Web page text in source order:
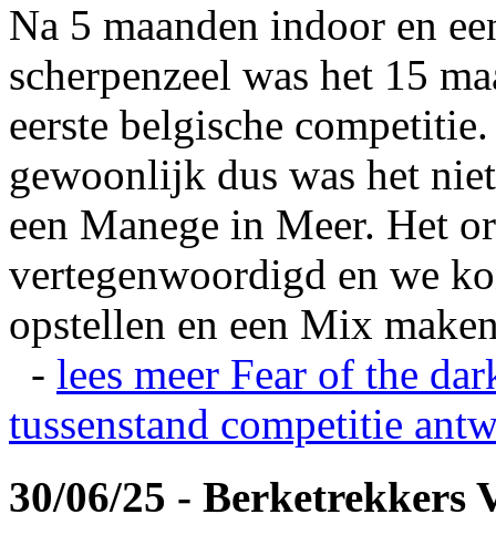
Na 5 maanden indoor en
scherpenzeel was het 15
eerste belgische
gewoonlijk dus was het
een Manege in Meer. Het
vertegenwoordigd en we
opstellen en een Mix
- lees meer Fear of the
tussenstand competitie
30/06/25 - Berketrekkers